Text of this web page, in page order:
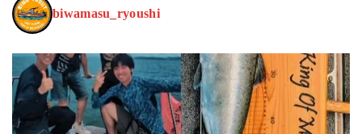
biwamasu_ryoushi